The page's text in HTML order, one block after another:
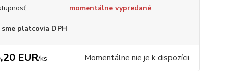
momentálne vypredané
sme platcovia DPH
EUR/ks Momentálne nie je k dispozícii